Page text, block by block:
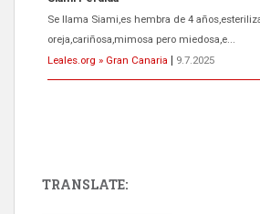
El ayuntamiento se va a llevar a Los Gatos
próximos días, ella incluida...
Leales.org » Gran Canaria
9.7.2025
TRANSLATE: